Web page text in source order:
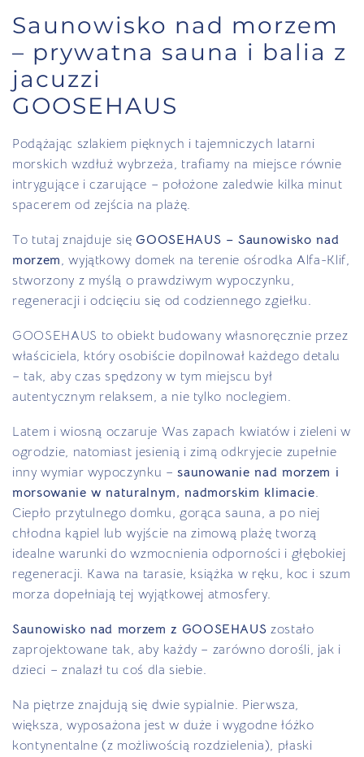
Saunowisko nad morzem
– prywatna sauna i balia z
jacuzzi
GOOSEHAUS
Podążając szlakiem pięknych i tajemniczych latarni
morskich wzdłuż wybrzeża, trafiamy na miejsce równie
intrygujące i czarujące – położone zaledwie kilka minut
spacerem od zejścia na plażę.
To tutaj znajduje sięGOOSEHAUS – Saunowisko nad
morzem, wyjątkowy domek na terenie ośrodka Alfa-Klif,
stworzony z myślą o prawdziwym wypoczynku,
regeneracji i odcięciu się od codziennego zgiełku.
GOOSEHAUS to obiekt budowany własnoręcznie przez
właściciela, który osobiście dopilnował każdego detalu
– tak, aby czas spędzony w tym miejscu był
autentycznym relaksem, a nie tylko noclegiem.
Latem i wiosną oczaruje Was zapach kwiatów i zieleni w
ogrodzie, natomiast jesienią i zimą odkryjecie zupełnie
inny wymiar wypoczynku –saunowanie nad morzem i
morsowanie w naturalnym, nadmorskim klimacie.
Ciepło przytulnego domku, gorąca sauna, a po niej
chłodna kąpiel lub wyjście na zimową plażę tworzą
idealne warunki do wzmocnienia odporności i głębokiej
regeneracji. Kawa na tarasie, książka w ręku, koc i szum
morza dopełniają tej wyjątkowej atmosfery.
Saunowisko nad morzem z GOOSEHAUS zostało
zaprojektowane tak, aby każdy – zarówno dorośli, jak i
dzieci – znalazł tu coś dla siebie.
Na piętrze znajdują się dwie sypialnie. Pierwsza,
większa, wyposażona jest w duże i wygodne łóżko
kontynentalne (z możliwością rozdzielenia), płaski